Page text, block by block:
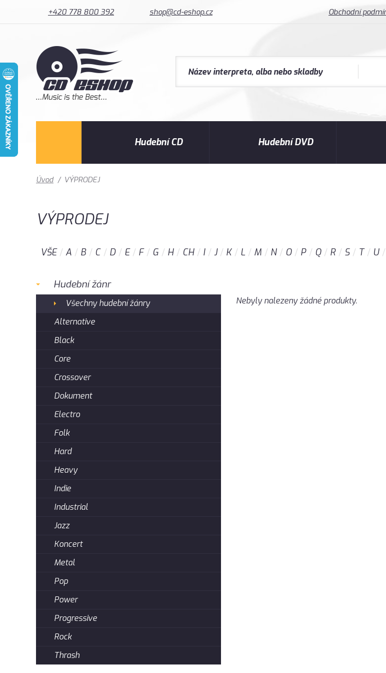
+420 778 800 392 shop@cd-eshop.cz Obchodní
Hudební CD Hudební DVD
Úvod / VÝPRODEJ
VÝPRODEJ
VŠE A B C D E F G H CH I J K L M N O P Q R S T U
Hudební žánr
Všechny hudební žánry
Alternative
Black
Core
Crossover
Dokument
Electro
Folk
Hard
Heavy
Indie
Industrial
Jazz
Koncert
Metal
Pop
Power
Progressive
Rock
Thrash
Nebyly nalezeny žádné produkty.